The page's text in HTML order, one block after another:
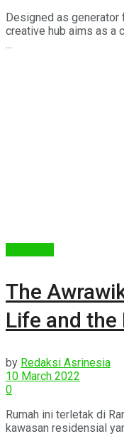
Designed as generator
creative hub aims as a
...
The
Life and
by Redaksi Asrinesia
10 March 2022
0
Rumah ini terletak di
kawasan residensial